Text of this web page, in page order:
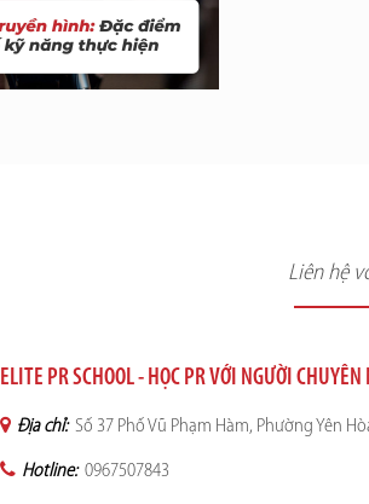
Liên hệ
ELITE PR SCHOOL - HỌC PR VỚI NGƯỜI CHUYÊN
Địa chỉ: Số 37 Phố Vũ Phạm Hàm, Phường Yên
Hotline: 0967507843